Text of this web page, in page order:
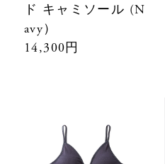
ド キャミソール (N
avy）
14,300円